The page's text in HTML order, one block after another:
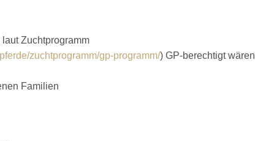
Zuchtprogramm
zuchtprogramm/gp-programm/) GP-berechtigt wären
Familien